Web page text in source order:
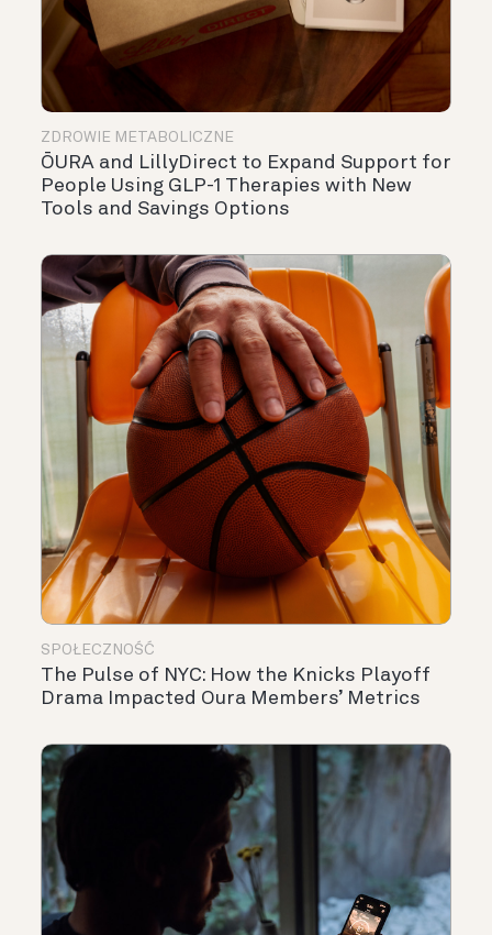
ZDROWIE METABOLICZNE
ŌURA and LillyDirect to Expand Support for
People Using GLP-1 Therapies with New
Tools and Savings Options
SPOŁECZNOŚĆ
The Pulse of NYC: How the Knicks Playoff
Drama Impacted Oura Members’ Metrics